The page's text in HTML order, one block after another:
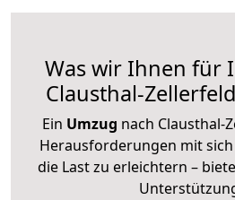
Was wir Ihnen für
Clausthal-
Ein Umzug nach Clausthal-
Herausforderungen mit
die Last zu erleichtern –